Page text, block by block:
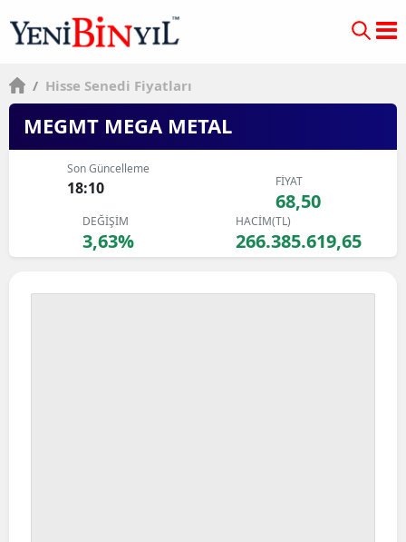
/ Hisse Senedi Fiyatları
MEGMT MEGA METAL
Son Güncelleme
18:10 FİYAT
68,50
DEĞİŞİM
3,63%
HACİM(TL)
266.385.619,65